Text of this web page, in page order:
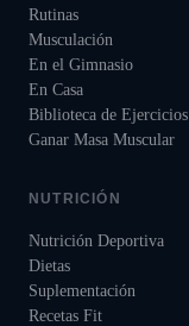
Rutinas
Musculación
En el Gimnasio
En Casa
Biblioteca de Ejercicios
Ganar Masa Muscular
NUTRICIÓN
Nutrición Deportiva
Dietas
Suplementación
Recetas Fit